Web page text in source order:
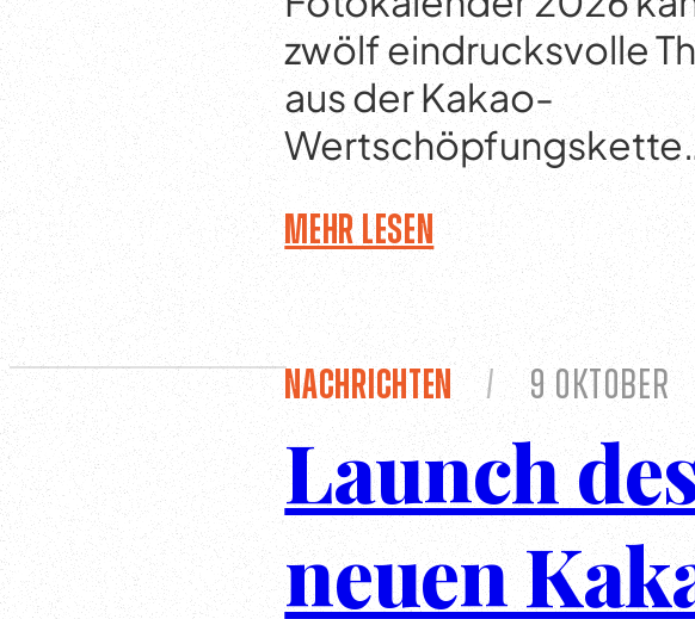
zwölf eindrucksvolle
aus der Kakao-
Mehr lesen
Nachrichten / 9 Oktober
Launch
neuen